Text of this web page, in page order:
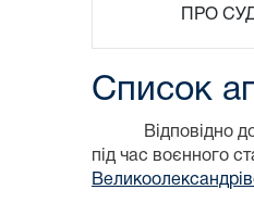
ПРО
Список
Відповідно
під час воєнного